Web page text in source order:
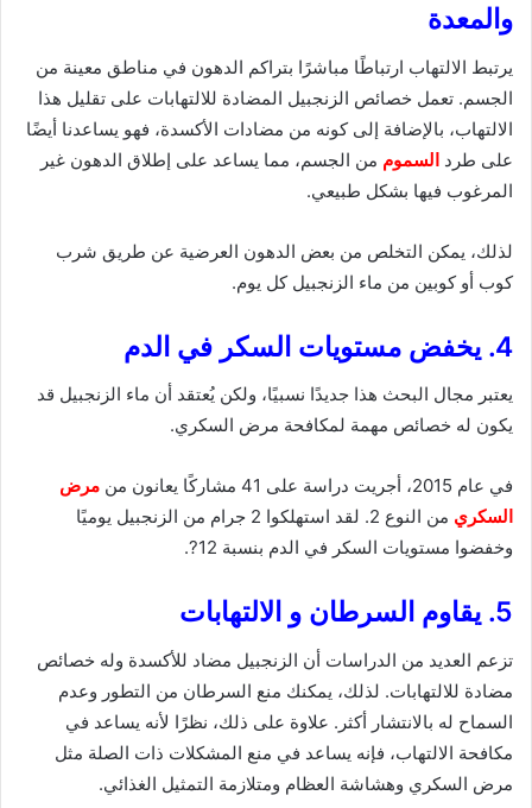
والمعدة
يرتبط الالتهاب ارتباطًا مباشرًا بتراكم الدهون في مناطق معينة من
الجسم. تعمل خصائص الزنجبيل المضادة للالتهابات على تقليل هذا
الالتهاب، بالإضافة إلى كونه من مضادات الأكسدة، فهو يساعدنا أيضًا
على طرد السموم من الجسم، مما يساعد على إطلاق الدهون غير
المرغوب فيها بشكل طبيعي.
لذلك، يمكن التخلص من بعض الدهون العرضية عن طريق شرب
كوب أو كوبين من ماء الزنجبيل كل يوم.
4. يخفض مستويات السكر في الدم
يعتبر مجال البحث هذا جديدًا نسبيًا، ولكن يُعتقد أن ماء الزنجبيل قد
يكون له خصائص مهمة لمكافحة مرض السكري.
في عام 2015، أجريت دراسة على 41 مشاركًا يعانون من
مرض
السكري
من النوع 2. لقد استهلكوا 2 جرام من الزنجبيل يوميًا
وخفضوا مستويات السكر في الدم بنسبة 12?.
5. يقاوم السرطان و الالتهابات
تزعم العديد من الدراسات أن الزنجبيل مضاد للأكسدة وله خصائص
مضادة للالتهابات. لذلك، يمكنك منع السرطان من التطور وعدم
السماح له بالانتشار أكثر. علاوة على ذلك، نظرًا لأنه يساعد في
مكافحة الالتهاب، فإنه يساعد في منع المشكلات ذات الصلة مثل
مرض السكري وهشاشة العظام ومتلازمة التمثيل الغذائي.